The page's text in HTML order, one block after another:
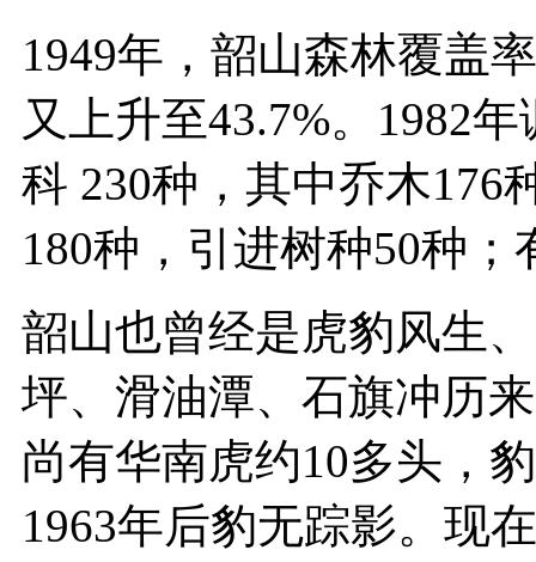
1949年，韶山森林覆盖
又上升至43.7%。1982
科 230种，其中乔木176
180种，引进树种50
韶山也曾经是虎豹风生
坪、滑油潭、石旗冲历
尚有华南虎约10多头，
1963年后豹无踪影。现